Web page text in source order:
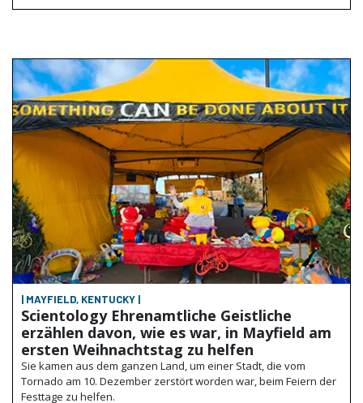
| MAYFIELD, KENTUCKY |
Scientology Ehrenamtliche Geistliche
erzählen davon, wie es war, in Mayfield am
ersten Weihnachtstag zu helfen
Sie kamen aus dem ganzen Land, um einer Stadt, die vom
Tornado am 10. Dezember zerstört worden war, beim Feiern der
Festtage zu helfen.